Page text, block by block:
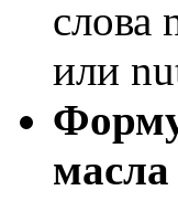
слова
или
масла